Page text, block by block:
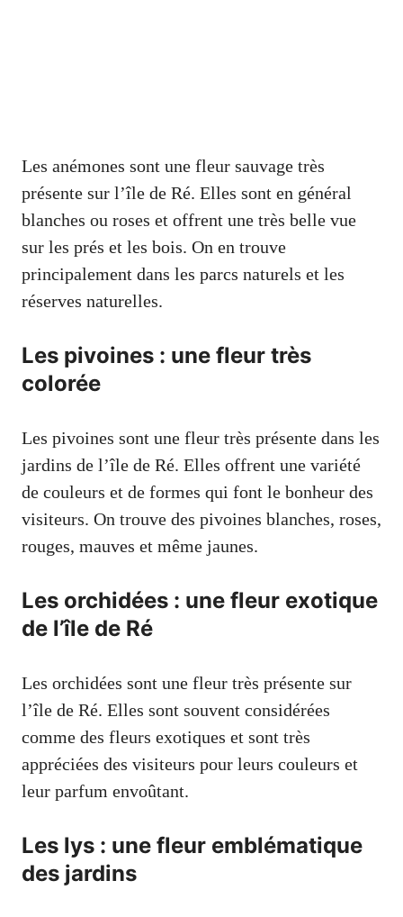
Les anémones sont une fleur sauvage très
présente sur l’île de Ré. Elles sont en général
blanches ou roses et offrent une très belle vue
sur les prés et les bois. On en trouve
principalement dans les parcs naturels et les
réserves naturelles.
Les pivoines : une fleur très
colorée
Les pivoines sont une fleur très présente dans les
jardins de l’île de Ré. Elles offrent une variété
de couleurs et de formes qui font le bonheur des
visiteurs. On trouve des pivoines blanches, roses,
rouges, mauves et même jaunes.
Les orchidées : une fleur exotique
de l’île de Ré
Les orchidées sont une fleur très présente sur
l’île de Ré. Elles sont souvent considérées
comme des fleurs exotiques et sont très
appréciées des visiteurs pour leurs couleurs et
leur parfum envoûtant.
Les lys : une fleur emblématique
des jardins